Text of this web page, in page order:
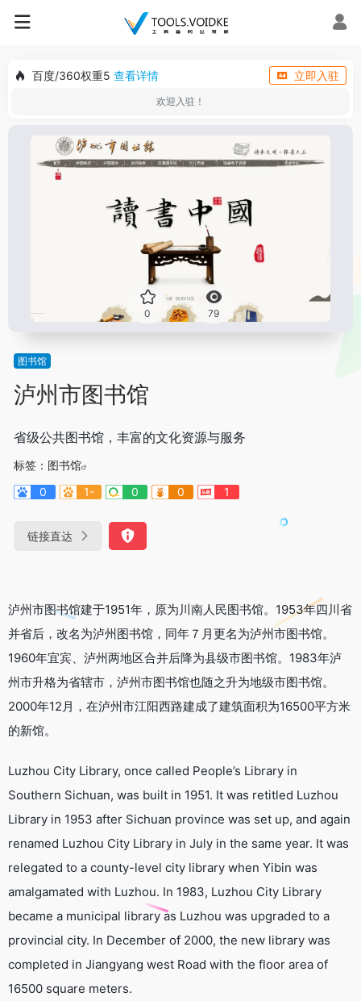
百度/360权重5 查看详情 立即入驻
欢迎入驻！
0 79
图书馆
泸州市图书馆
省级公共图书馆，丰富的文化资源与服务
标签： 图书馆
0
1- 0 0 1
链接直达
泸州市图书馆建于1951年，原为川南人民图书馆。1953年四川省
并省后，改名为泸州图书馆，同年７月更名为泸州市图书馆。
1960年宜宾、泸州两地区合并后降为县级市图书馆。1983年泸
州市升格为省辖市，泸州市图书馆也随之升为地级市图书馆。
2000年12月，在泸州市江阳西路建成了建筑面积为16500平方米
的新馆。
Luzhou City Library, once called People’s Library in
Southern Sichuan, was built in 1951. It was retitled Luzhou
Library in 1953 after Sichuan province was set up, and again
renamed Luzhou City Library in July in the same year. It was
relegated to a county-level city library when Yibin was
amalgamated with Luzhou. In 1983, Luzhou City Library
became a municipal library as Luzhou was upgraded to a
provincial city. In December of 2000, the new library was
completed in Jiangyang west Road with the floor area of
16500 square meters.